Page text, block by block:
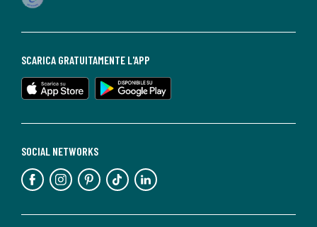
SOCIAL NETWORKS
SCARICA GRATUITAMENTE L'APP